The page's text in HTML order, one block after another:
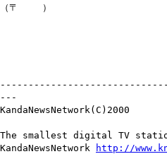
（〒 ）
---
KandaNewsNetwork(C)2000
The smallest digital TV
KandaNewsNetwork
http://